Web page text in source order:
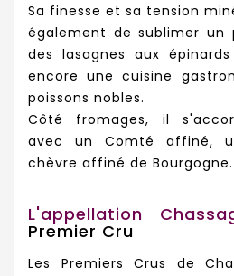
Sa finesse et sa tension
également de sublimer un
des lasagnes aux
encore une cuisine
poissons nobles.
Côté fromages, il
avec un Comté affiné,
chèvre affiné de Bourgogne.
L'appellation
Premier Cru
Les Premiers Crus de